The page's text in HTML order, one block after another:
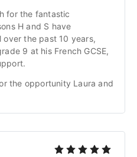
for the fantastic
H and S have
the past 10 years,
9 at his French GCSE,
the opportunity Laura and